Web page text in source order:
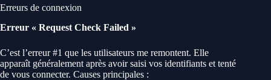
Erreurs de connexion
Erreur « Request Check Failed »
C’est l’erreur #1 que les utilisateurs me remontent. Elle
apparaît généralement après avoir saisi vos identifiants et tenté
de vous connecter. Causes principales :